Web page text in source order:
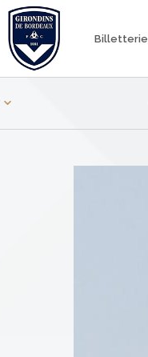
Billetterie